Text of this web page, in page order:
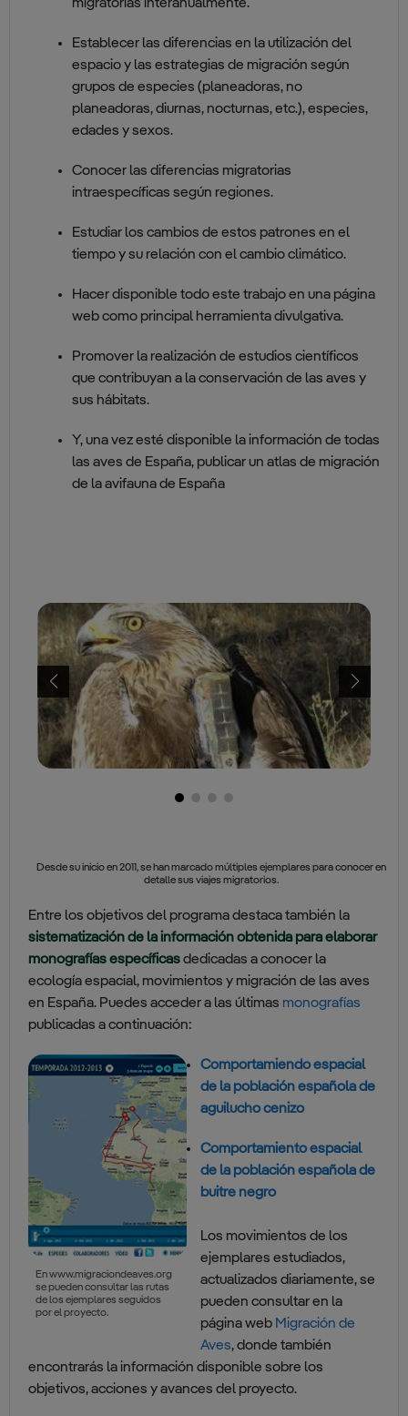
migratorias interanualmente.
Establecer las diferencias en la utilización del
espacio y las estrategias de migración según
grupos de especies (planeadoras, no
planeadoras, diurnas, nocturnas, etc.), especies,
edades y sexos.
Conocer las diferencias migratorias
intraespecíficas según regiones.
Estudiar los cambios de estos patrones en el
tiempo y su relación con el cambio climático.
Hacer disponible todo este trabajo en una página
web como principal herramienta divulgativa.
Promover la realización de estudios científicos
que contribuyan a la conservación de las aves y
sus hábitats.
Y, una vez esté disponible la información de todas
las aves de España, publicar un atlas de migración
de la avifauna de España
Desde su inicio en 2011, se han marcado múltiples ejemplares para conocer en
detalle sus viajes migratorios.
Entre los objetivos del programa destaca también la
sistematización de la información obtenida para elaborar
monografías específicasdedicadas a conocer la
ecología espacial, movimientos y migración de las aves
en España. Puedes acceder a las últimas monografías
publicadas a continuación:
En www.migraciondeaves.org
se pueden consultar las rutas
de los ejemplares seguidos
por el proyecto.
Comportamiendo espacial
de la población española de
aguilucho cenizo
Comportamiento espacial
de la población española de
buitre negro
Los movimientos de los
ejemplares estudiados,
actualizados diariamente, se
pueden consultar en la
página web Migración de
Aves, donde también
encontrarás la información disponible sobre los
objetivos, acciones y avances del proyecto.